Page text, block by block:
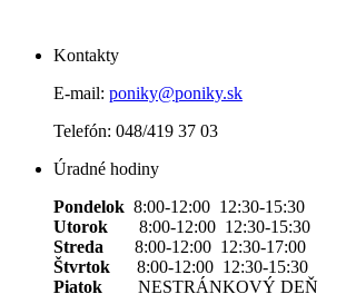
Kontakty
E-mail: poniky@poniky.sk
Telefón: 048/419 37 03
Úradné hodiny
Pondelok 8:00-12:00 12:30-15:30
Utorok 8:00-12:00 12:30-15:30
Streda 8:00-12:00 12:30-17:00
Štvrtok
8:00-12:00 12:30-15:30
Piatok NESTRÁNKOVÝ DEŇ